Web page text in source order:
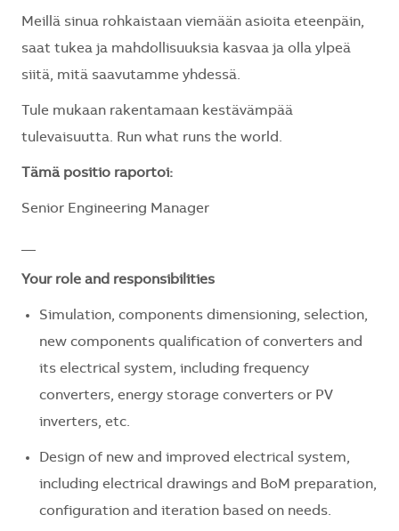
Meillä sinua rohkaistaan viemään asioita eteenpäin,
saat tukea ja mahdollisuuksia kasvaa ja olla ylpeä
siitä, mitä saavutamme yhdessä.
Tule mukaan rakentamaan kestävämpää
tulevaisuutta. Run what runs the world.
Tämä positio raportoi:
Senior Engineering Manager
Your role and responsibilities
Simulation, components dimensioning, selection,
new components qualification of converters and
its electrical system, including frequency
converters, energy storage converters or PV
inverters, etc.
Design of new and improved electrical system,
including electrical drawings and BoM preparation,
configuration and iteration based on needs.